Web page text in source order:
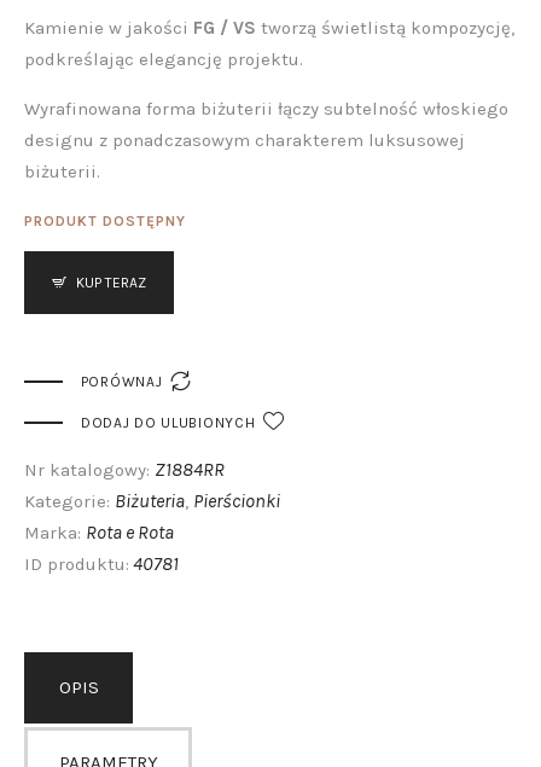
Kamienie w jakości FG / VS tworzą świetlistą kompozycję,
podkreślając elegancję projektu.
Wyrafinowana forma biżuterii łączy subtelność włoskiego
designu z ponadczasowym charakterem luksusowej
biżuterii.
PRODUKT DOSTĘPNY
KUP TERAZ
PORÓWNAJ 
DODAJ DO ULUBIONYCH
Nr katalogowy: Z1884RR
Kategorie: Biżuteria, Pierścionki
Marka: Rota e Rota
ID produktu: 40781
OPIS